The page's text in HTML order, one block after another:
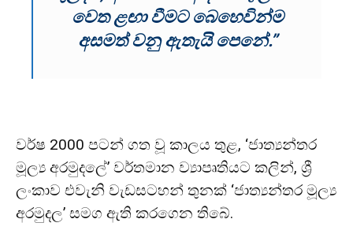
වෙත ළඟා වීමට බෙහෙවින්ම
අසමත් වනු ඇතැයි පෙනේ.”
වර්ෂ 2000 පටන් ගත වූ කාලය තුළ, ‘ජාත්‍යන්තර
මූල්‍ය අරමුදලේ’ වර්තමාන ව්‍යාපෘතියට කලින්, ශ්‍රී
ලංකාව එවැනි වැඩසටහන් තුනක් ‘ජාත්‍යන්තර මූල්‍ය
අරමුදල’ සමග ඇති කරගෙන තිබේ.